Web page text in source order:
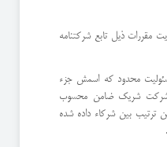
رعایت مقررات ذیل تابع شركتنامه
مسئولیت محدود كه اسمش جزء
شركت شریك ضامن محسوب
ترتیب بین شركاء داده شده